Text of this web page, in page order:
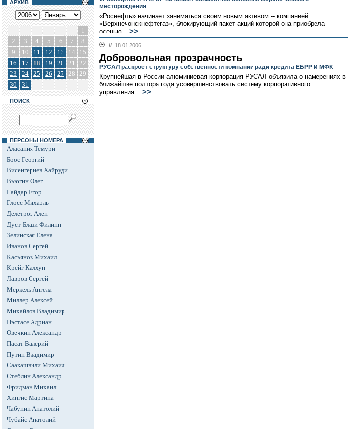
АРХИВ
1
2
3 4 5 6 7
8
9
10 11 12 13 14
15
16
17 18 19 20 21
22
23
24 25 26 27 28 29
30
31
ПОИСК
ПЕРСОНЫ НОМЕРА
Аласания Темури
Боос Георгий
Висенгериев Хайруди
Вьюгин Олег
Гайдар Егор
Глосс Михаэль
Делетроз Ален
Дуст-Блази Филипп
Зелинская Елена
Иванов Сергей
Касьянов Михаил
Крейг Калхун
Лавров Сергей
Меркель Ангела
Миллер Алексей
Михайлов Владимир
Нэстасе Адриан
Овечкин Александр
Пасат Валерий
Путин Владимир
Саакашвили Михаил
Стеблин Александр
Фридман Михаил
Хингис Мартина
Чабунин Анатолий
Чубайс Анатолий
месторождения
«Роснефть» начинает заниматься своим новым активом -- компанией
«Верхнечонскнефтегаз», блокирующий пакет акций которой она приобрела
осенью... >>
// 18.01.2006
Добровольная прозрачность
РУСАЛ раскроет структуру собственности компании ради кредита ЕБРР И МФК
Крупнейшая в России алюминиевая корпорация РУСАЛ объявила о намерениях в
ближайшие полтора года усовершенствовать систему корпоративного
управления... >>